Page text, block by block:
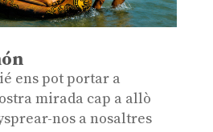
ens pot portar a
mirada cap a allò
nos a nosaltres